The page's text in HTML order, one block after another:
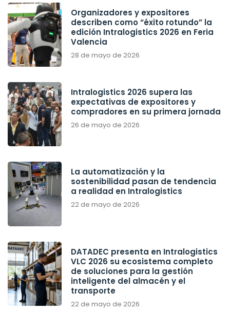
Organizadores y expositores
describen como “éxito rotundo” la
edición Intralogistics 2026 en Feria
Valencia
28 de mayo de 2026
Intralogistics 2026 supera las
expectativas de expositores y
compradores en su primera jornada
26 de mayo de 2026
La automatización y la
sostenibilidad pasan de tendencia
a realidad en Intralogistics
22 de mayo de 2026
DATADEC presenta en Intralogistics
VLC 2026 su ecosistema completo
de soluciones para la gestión
inteligente del almacén y el
transporte
22 de mayo de 2026